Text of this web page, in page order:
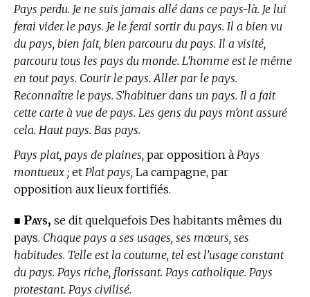
Pays perdu. Je ne suis jamais allé dans ce pays-là. Je lui
ferai vider le pays. Je le ferai sortir du pays. Il a bien vu
du pays, bien fait, bien parcouru du pays. Il a visité,
parcouru tous les pays du monde. L’homme est le même
en tout pays. Courir le pays. Aller par le pays.
Reconnaître le pays. S’habituer dans un pays. Il a fait
cette carte à vue de pays. Les gens du pays m’ont assuré
cela. Haut pays. Bas pays.
Pays plat, pays de plaines, par opposition à Pays
montueux ; et Plat pays, La campagne, par
opposition aux lieux fortifiés.
■ Pays, se dit quelquefois Des habitants mêmes du
pays. Chaque pays a ses usages, ses mœurs, ses
habitudes. Telle est la coutume, tel est l’usage constant
du pays. Pays riche, florissant. Pays catholique. Pays
protestant. Pays civilisé.